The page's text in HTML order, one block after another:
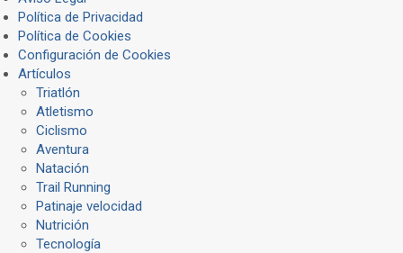
Política de Privacidad
Política de Cookies
Configuración de Cookies
Artículos
Triatlón
Atletismo
Ciclismo
Aventura
Natación
Trail Running
Patinaje velocidad
Nutrición
Tecnología